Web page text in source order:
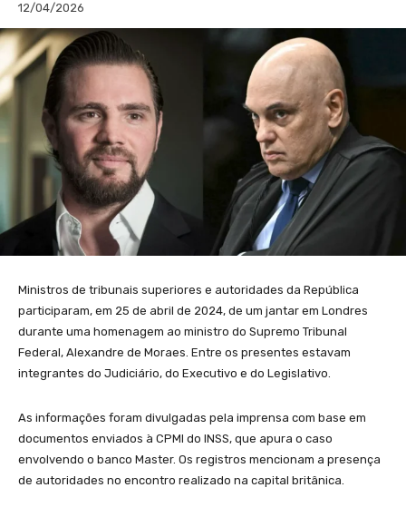
12/04/2026
Ministros de tribunais superiores e autoridades da República
participaram, em 25 de abril de 2024, de um jantar em Londres
durante uma homenagem ao ministro do Supremo Tribunal
Federal, Alexandre de Moraes. Entre os presentes estavam
integrantes do Judiciário, do Executivo e do Legislativo.
As informações foram divulgadas pela imprensa com base em
documentos enviados à CPMI do INSS, que apura o caso
envolvendo o banco Master. Os registros mencionam a presença
de autoridades no encontro realizado na capital britânica.